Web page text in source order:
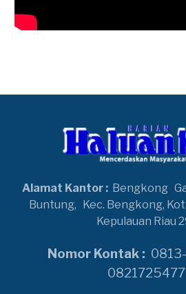
Alamat Kantor : Bengkong
Buntung, Kec. Bengkong,
Kepulauan Riau
Nomor Kontak :